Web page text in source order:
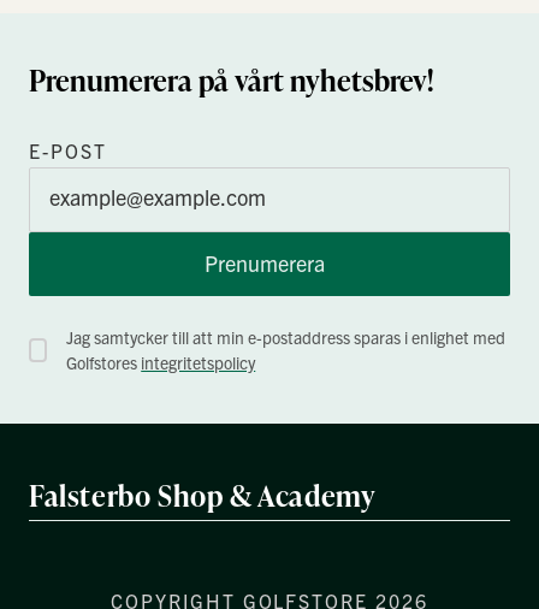
Prenumerera på vårt nyhetsbrev!
E-POST
Prenumerera
Jag samtycker till att min e-postaddress sparas i enlighet med
Golfstores integritetspolicy
Falsterbo Shop & Academy
COPYRIGHT GOLFSTORE 2026